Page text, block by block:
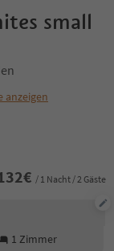
small
anzeigen
€ / 1 Nacht / 2 Gäste
1 Zimmer